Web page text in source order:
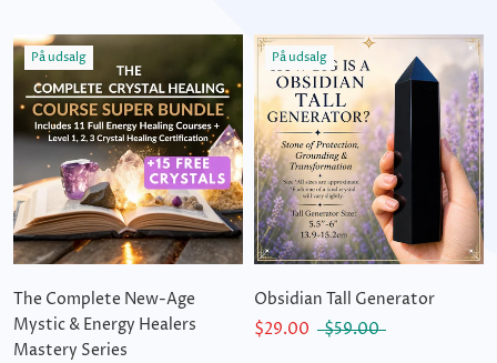
På udsalg
The Complete New-Age
Mystic & Energy Healers
Mastery Series
På udsalg
Obsidian Tall Generator
$29.00
$59.00